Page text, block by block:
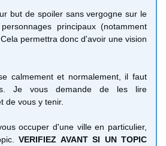
but de spoiler sans vergogne sur le
principaux (notamment
permettra donc d'avoir une vision
calmement et normalement, il faut
Je vous demande de les lire
de vous y tenir.
occuper d'une ville en particulier,
VERIFIEZ AVANT SI UN TOPIC